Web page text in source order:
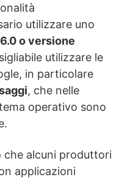
utilizzare uno
o versione
utilizzare le
in particolare
, che nelle
operativo sono
che alcuni produttori
applicazioni